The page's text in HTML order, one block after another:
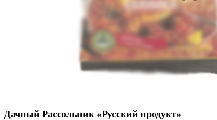
Дачный Рассольник «Русский продукт»